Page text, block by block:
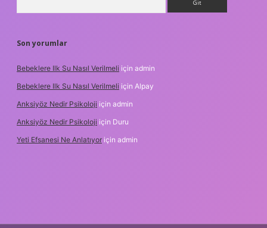
Son yorumlar
Bebeklere Ilk Su Nasıl Verilmeli için admin
Bebeklere Ilk Su Nasıl Verilmeli için Alpay
Anksiyöz Nedir Psikoloji için admin
Anksiyöz Nedir Psikoloji için Duru
Yeti Efsanesi Ne Anlatıyor için admin